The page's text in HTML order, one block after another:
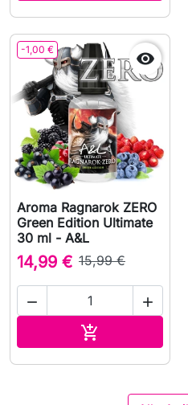
-1,00 € 
Aroma Ragnarok ZERO
Green Edition Ultimate
30 ml - A&L
14,99 € 15,99 €
 
